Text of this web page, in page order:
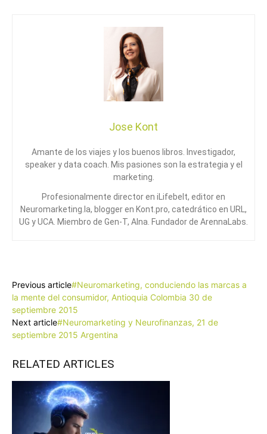
Jose Kont
Amante de los viajes y los buenos libros. Investigador,
speaker y data coach. Mis pasiones son la estrategia y el
marketing.
Profesionalmente director en iLifebelt, editor en
Neuromarketing.la, blogger en Kont.pro, catedrático en URL,
UG y UCA. Miembro de Gen-T, Alna. Fundador de ArennaLabs.
Previous article#Neuromarketing, conduciendo las marcas a
la mente del consumidor, Antioquia Colombia 30 de
septiembre 2015
Next article#Neuromarketing y Neurofinanzas, 21 de
septiembre 2015 Argentina
RELATED ARTICLES